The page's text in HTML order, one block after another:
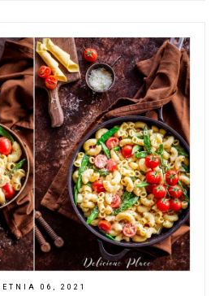
06, 2021